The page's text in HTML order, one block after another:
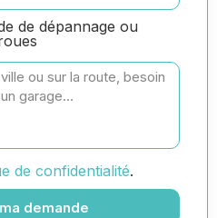
de dépannage ou
de confidentialité.
demande